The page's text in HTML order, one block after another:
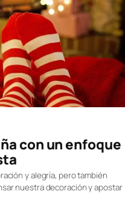
con un enfoque
y alegría, pero también
nuestra decoración y apostar